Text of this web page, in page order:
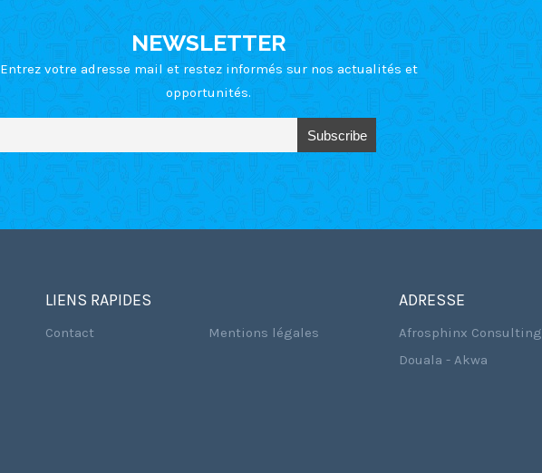
NEWSLETTER
Entrez votre adresse mail et restez informés sur nos actualités et
opportunités.
LIENS RAPIDES
Contact Mentions légales
ADRESSE
Afrosphinx Consulting
Douala - Akwa